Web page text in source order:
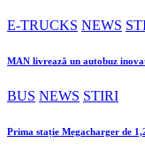
E-TRUCKS NEWS
MAN livrează un autobuz
BUS NEWS STIRI
Prima stație Megacharger de